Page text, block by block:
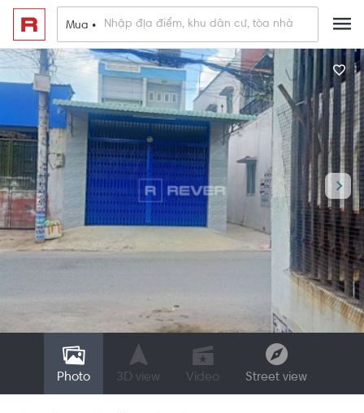
Mua •
Photo 3D view Video Street view